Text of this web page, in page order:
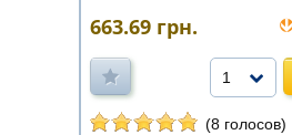
663.69 грн.
1
(8 голосов)